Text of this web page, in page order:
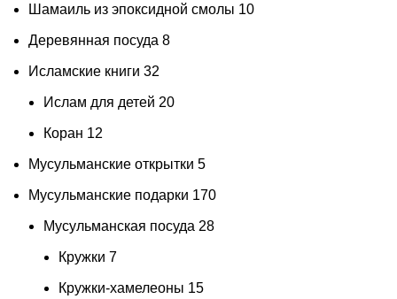
Шамаиль из эпоксидной смолы 10
Деревянная посуда 8
Исламские книги 32
Ислам для детей 20
Коран 12
Мусульманские открытки 5
Мусульманские подарки 170
Мусульманская посуда 28
Кружки 7
Кружки-хамелеоны 15